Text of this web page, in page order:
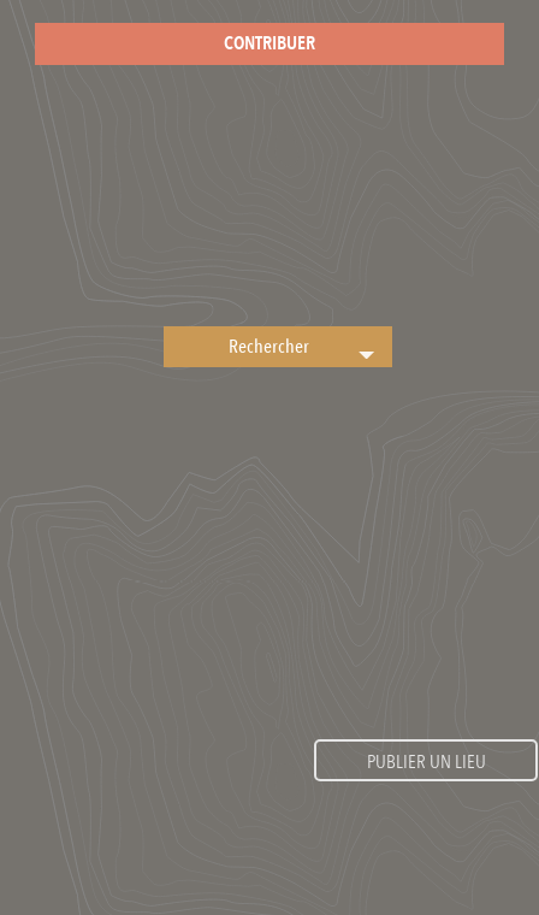
CONTRIBUER
PUBLIER UN LIEU